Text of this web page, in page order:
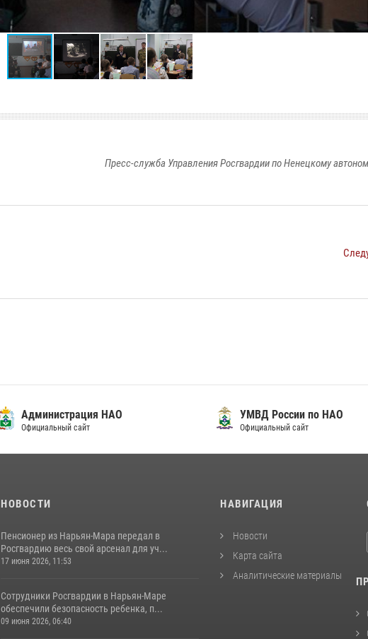
Пресс-служба Управления Росгвардии по Ненецкому
Администрация НАО
Официальный сайт
УМВД России по НАО
Официальный сайт
НОВОСТИ
Пенсионер из Нарьян-Мара передал в
Росгвардию весь свой арсенал для уч...
17 июня 2026, 11:53
Сотрудники Росгвардии в Нарьян-Маре
обеспечили безопасность ребенка, п...
09 июня 2026, 06:40
НАВИГАЦИЯ
Новости
Карта сайта
Аналитические материалы